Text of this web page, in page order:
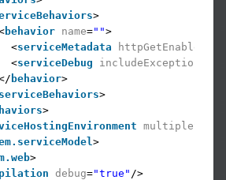
>
behavior name="">
<serviceMetadata httpGetEnabled
<serviceDebug
behavior>
serviceBehaviors>
>
>
>
debug="true" />